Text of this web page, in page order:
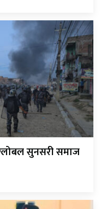
सुनसरी समाज